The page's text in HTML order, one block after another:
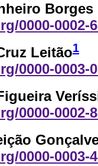
Borges
0000-0002-
Leitão1
0000-0003-
0000-0002-
0000-0003-